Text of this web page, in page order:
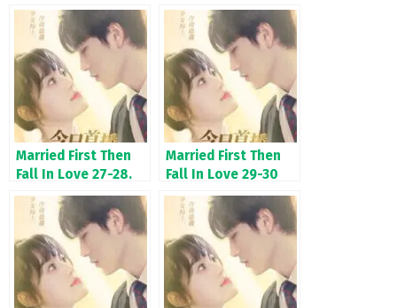
Married First Then
Fall In Love 27-28.
Bölüm
Married First Then
Fall In Love 29-30
Bölüm